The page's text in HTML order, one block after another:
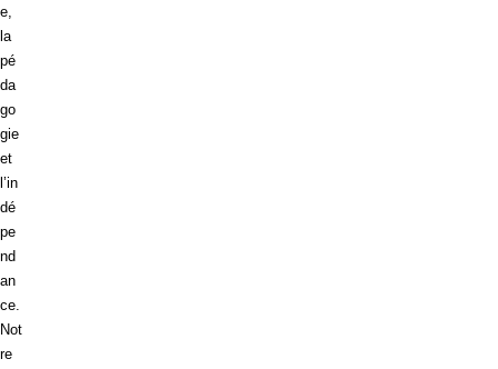
e,
la
pé
da
go
gie
et
l’in
dé
pe
nd
an
ce.
Not
re